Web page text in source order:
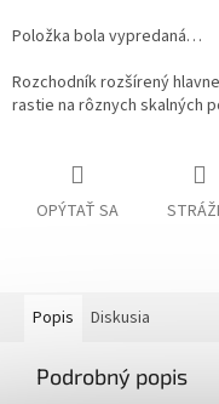
Položka bola vypredaná…
Rozchodník rozšírený
rastie na rôznych skalných
OPÝTAŤ SA
Popis Diskusia
Podrobný popis